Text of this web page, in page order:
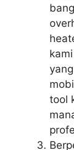
tool